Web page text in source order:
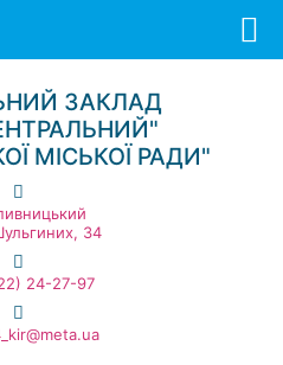
ЗАКЛАД
МІСЬКОЇ РАДИ"
34
24-27-97